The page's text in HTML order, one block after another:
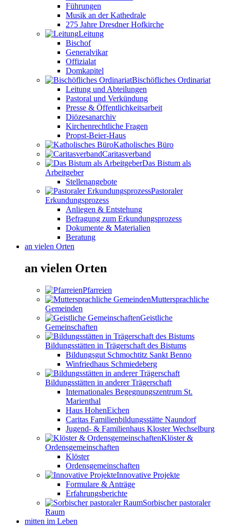
Führungen
Musik an der Kathedrale
275 Jahre Dresdner Hofkirche
Leitung
Bischof
Generalvikar
Offizialat
Domkapitel
Bischöfliches Ordinariat
Leitung und Abteilungen
Pastoral und Verkündung
Presse & Öffentlichkeitsarbeit
Diözesanarchiv
Kirchenrechtliche Fragen
Propst-Beier-Haus
Katholisches Büro
Caritasverband
Das Bistum als
Arbeitgeber
Stellenangebote
Pastoraler
Erkundungsprozess
Anliegen & Entstehung
Befragung zum Erkundungsprozess
Dokumente & Materialien
Beratung
an vielen Orten
an vielen Orten
Pfarreien
Muttersprachliche
Gemeinden
Geistliche
Gemeinschaften
Bildungsstätten in Trägerschaft des Bistums
Bildungsgut Schmochtitz Sankt Benno
Winfriedhaus Schmiedeberg
Bildungsstätten in anderer Trägerschaft
Internationales Begegnungszentrum St.
Marienthal
Haus HohenEichen
Caritas Familienbildungsstätte Naundorf
Jugend- & Familienhaus Kloster Wechselburg
Klöster &
Ordensgemeinschaften
Klöster
Ordensgemeinschaften
Innovative Projekte
Formulare & Anträge
Erfahrungsberichte
Sorbischer pastoraler
Raum
mitten im Leben